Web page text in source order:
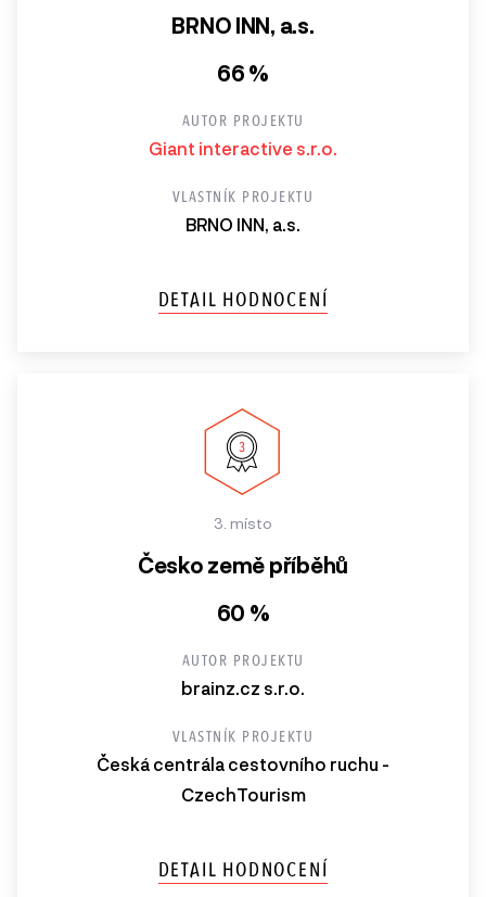
BRNO INN, a.s.
66 %
AUTOR PROJEKTU
Giant interactive s.r.o.
VLASTNÍK PROJEKTU
BRNO INN, a.s.
DETAIL HODNOCENÍ
3. místo
Česko země příběhů
60 %
AUTOR PROJEKTU
brainz.cz s.r.o.
VLASTNÍK PROJEKTU
Česká centrála cestovního ruchu -
CzechTourism
DETAIL HODNOCENÍ